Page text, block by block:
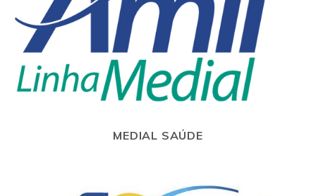
MEDIAL SAÚDE